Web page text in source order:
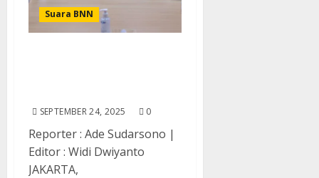
Suara BNN
SEPTEMBER 24, 2025 0
Reporter : Ade Sudarsono |
Editor : Widi Dwiyanto
JAKARTA,